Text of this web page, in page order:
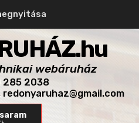
webáruház
285 2038